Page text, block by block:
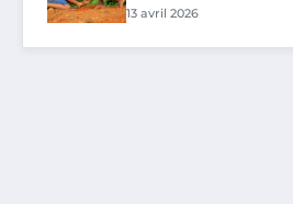
13 avril 2026